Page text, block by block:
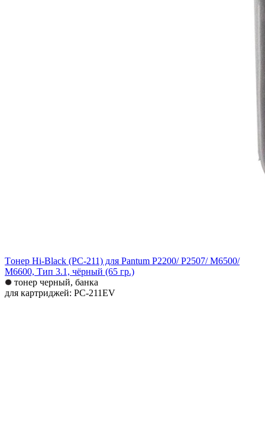
Tонер Hi-Black (PC-211) для Pantum P2200/ P2507/ M6500/
M6600, Тип 3.1, чёрный (65 гр.)
тонер черный, банка
для картриджей: PC-211EV